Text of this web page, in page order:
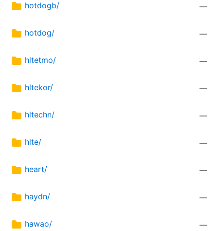
hotdogb/ —
hotdog/ —
hltetmo/ —
hltekor/ —
hltechn/ —
hlte/ —
heart/ —
haydn/ —
hawao/ —